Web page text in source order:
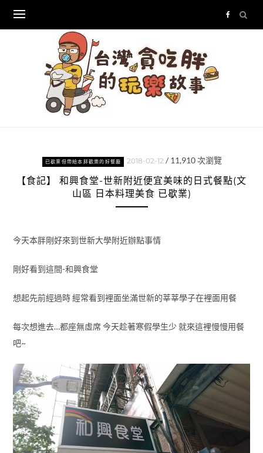
content
已歇業但帶給本胖歡樂的好餐廳 2018-02-12 / 11,910次瀏覽
【食記】 和興食堂-世新附近便宜美味的日式餐點(文
山區 日本料理美食 已歇業)
今天本胖剛好來到世新大學附近辦點事情
剛好看到這間-和興食堂
想起先前經過時 經常看到裡面坐滿世新的莘莘學子在裡面用餐
每次想進去…都座無虛席 今天趁著寒假學生少 就來這裡慢慢用餐
吧~